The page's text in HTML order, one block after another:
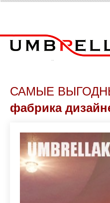
САМЫЕ
фабрика